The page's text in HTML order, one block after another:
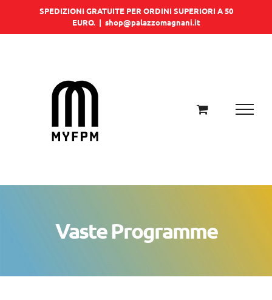
SPEDIZIONI GRATUITE PER ORDINI SUPERIORI A 50
EURO. | shop@palazzomagnani.it
Vaste Programme